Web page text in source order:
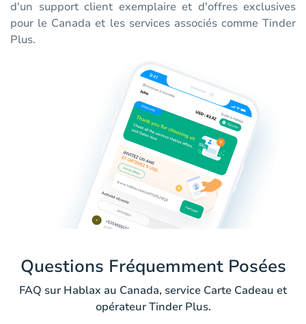
d'un support client exemplaire et d'offres exclusives
pour le Canada et les services associés comme Tinder
Plus.
Questions Fréquemment Posées
FAQ sur Hablax au Canada, service Carte Cadeau et
opérateur Tinder Plus.